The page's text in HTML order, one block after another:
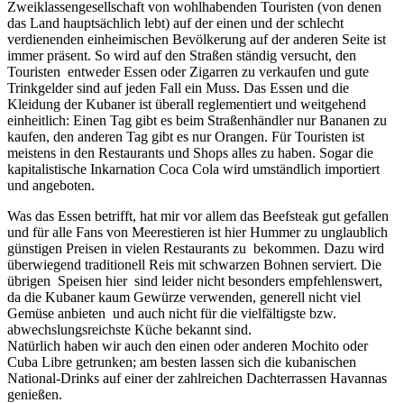
Zweiklassengesellschaft von wohlhabenden Touristen (von denen
das Land hauptsächlich lebt) auf der einen und der schlecht
verdienenden einheimischen Bevölkerung auf der anderen Seite ist
immer präsent. So wird auf den Straßen ständig versucht, den
Touristen entweder Essen oder Zigarren zu verkaufen und gute
Trinkgelder sind auf jeden Fall ein Muss. Das Essen und die
Kleidung der Kubaner ist überall reglementiert und weitgehend
einheitlich: Einen Tag gibt es beim Straßenhändler nur Bananen zu
kaufen, den anderen Tag gibt es nur Orangen. Für Touristen ist
meistens in den Restaurants und Shops alles zu haben. Sogar die
kapitalistische Inkarnation Coca Cola wird umständlich importiert
und angeboten.
Was das Essen betrifft, hat mir vor allem das Beefsteak gut gefallen
und für alle Fans von Meerestieren ist hier Hummer zu unglaublich
günstigen Preisen in vielen Restaurants zu bekommen. Dazu wird
überwiegend traditionell Reis mit schwarzen Bohnen serviert. Die
übrigen Speisen hier sind leider nicht besonders empfehlenswert,
da die Kubaner kaum Gewürze verwenden, generell nicht viel
Gemüse anbieten und auch nicht für die vielfältigste bzw.
abwechslungsreichste Küche bekannt sind.
Natürlich haben wir auch den einen oder anderen Mochito oder
Cuba Libre getrunken; am besten lassen sich die kubanischen
National-Drinks auf einer der zahlreichen Dachterrassen Havannas
genießen.